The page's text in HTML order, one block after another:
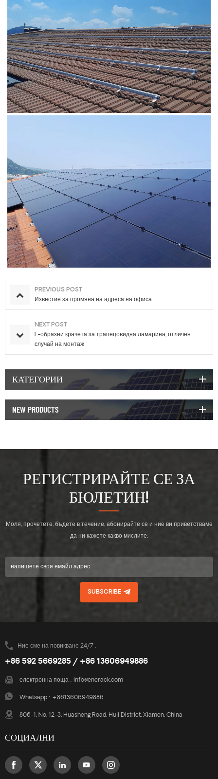
PREVIOUS POST
Известие за промяна на адреса на офиса
NEXT POST
L-образни крачета за трапецовидна ламарина, отличен
случай на монтаж
КАТЕГОРИИ
NEW PRODUCTS
РЕГИСТРИРАЙТЕ СЕ ЗА
БЮЛЕТИН!
Моля, прочетете, бъдете в течение, абонирайте се и ние ви приветстваме
да ни кажете какво мислите.
SUBSCRIBE
Ние сме на повикване 24/7 :
+86 592 5669285 / +86 13606949886
електронна поща : info@enerack.com
Whatsapp : +8613606949886
806-1, No. 12-3, Huasheng Road, Huli District, Xiamen, China
СОЦИАЛНИ